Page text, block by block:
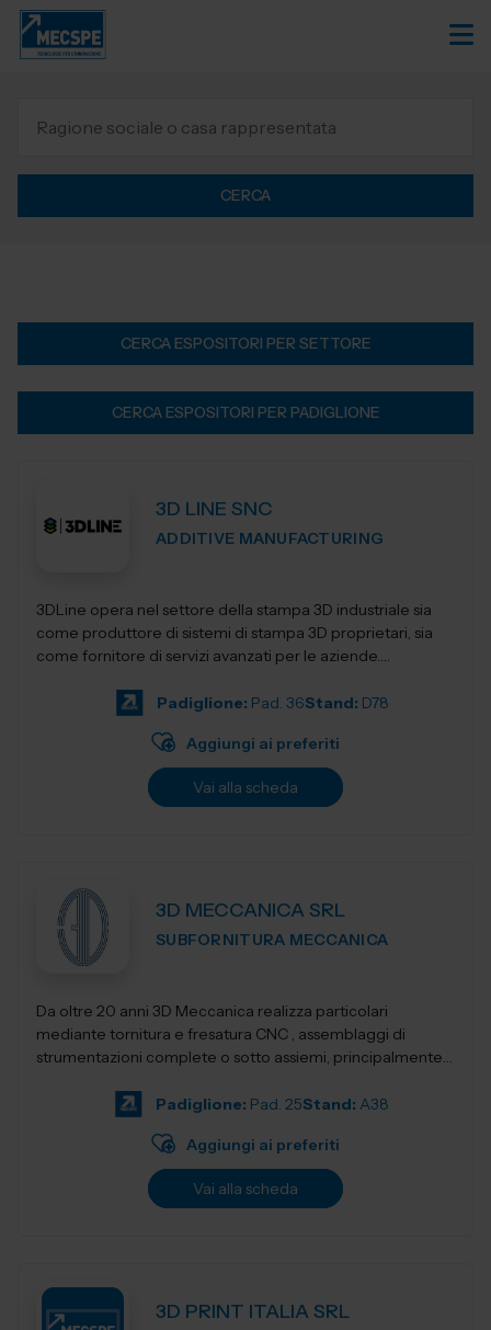
CERCA
CERCA ESPOSITORI PER SETTORE
CERCA ESPOSITORI PER PADIGLIONE
3D LINE SNC
ADDITIVE MANUFACTURING
3DLine opera nel settore della stampa 3D industriale sia
come produttore di sistemi di stampa 3D proprietari, sia
come fornitore di servizi avanzati per le aziende.
Padiglione: Pad. 36Stand: D78
Aggiungi ai preferiti
Vai alla scheda
3D MECCANICA SRL
SUBFORNITURA MECCANICA
Da oltre 20 anni 3D Meccanica realizza particolari
mediante tornitura e fresatura CNC , assemblaggi di
strumentazioni complete o sotto assiemi, principalmente
Padiglione: Pad. 25Stand: A38
Aggiungi ai preferiti
Vai alla scheda
3D PRINT ITALIA SRL